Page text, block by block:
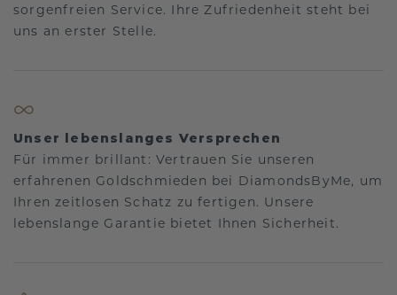
sorgenfreien Service. Ihre Zufriedenheit steht bei
uns an erster Stelle.
Unser lebenslanges Versprechen
Für immer brillant: Vertrauen Sie unseren
erfahrenen Goldschmieden bei DiamondsByMe, um
Ihren zeitlosen Schatz zu fertigen. Unsere
lebenslange Garantie bietet Ihnen Sicherheit.